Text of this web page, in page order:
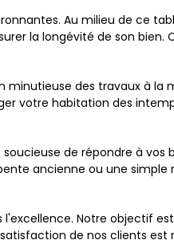
Au milieu de ce
la longévité de son bien.
minutieuse des travaux à
votre habitation des
de répondre à
ancienne ou une simple
Notre objectif
de nos clients est